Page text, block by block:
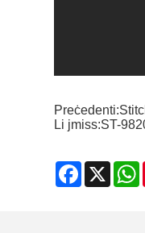
Preċedenti:
Li jmiss:ST-
Facebook
X